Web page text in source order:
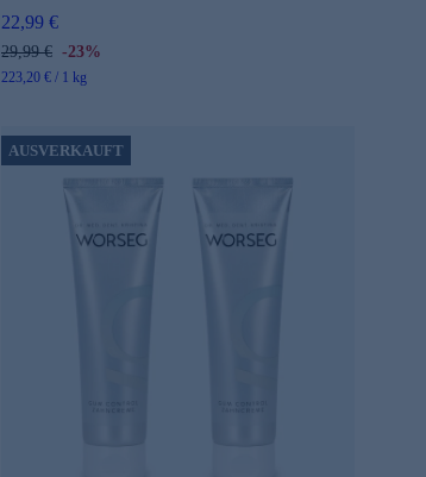
22,99 €
29,99 € -23%
223,20 € / 1 kg
AUSVERKAUFT